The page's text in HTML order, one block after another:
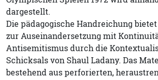
dargestellt.
Die pädagogische Handreichung
zur Auseinandersetzung mit
Antisemitismus durch die
Schicksals von Shaul Ladany. Das
bestehend aus perforierten,